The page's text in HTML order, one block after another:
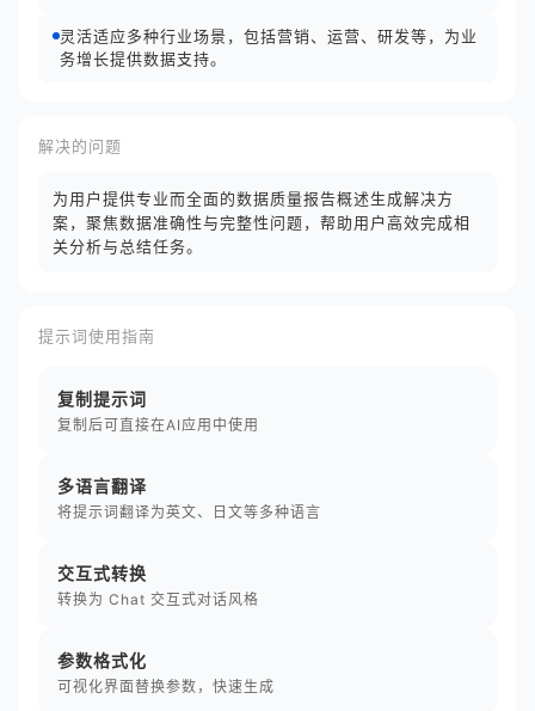
灵活适应多种行业场景，包括营销、运营、研发等，为业
务增长提供数据支持。
解决的问题
为用户提供专业而全面的数据质量报告概述生成解决方
案，聚焦数据准确性与完整性问题，帮助用户高效完成相
关分析与总结任务。
提示词使用指南
复制提示词
复制后可直接在AI应用中使用
多语言翻译
将提示词翻译为英文、日文等多种语言
交互式转换
转换为 Chat 交互式对话风格
参数格式化
可视化界面替换参数，快速生成